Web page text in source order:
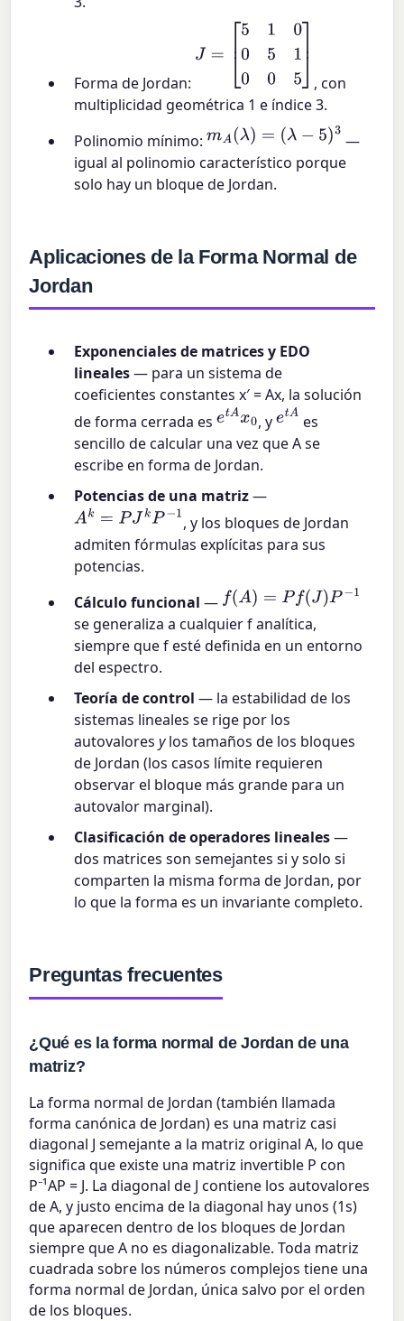
Forma de Jordan:
05 0
, con
multiplicidad geométrica 1 e índice 3.
Polinomio mínimo:mA(λ)=( λ− 5)3
—
igual al polinomio característico porque
solo hay un bloque de Jordan.
Aplicaciones de la Forma Normal de
Jordan
Exponenciales de matrices y EDO
lineales— para un sistema de
coeficientes constantes x′ = Ax, la solución
de forma cerrada esetAx0 , yetA es
sencillo de calcular una vez que A se
escribe en forma de Jordan.
Potencias de una matriz—
Ak= PJkP−1
, y los bloques de Jordan
admiten fórmulas explícitas para sus
potencias.
Cálculo funcional — f(A)=P f(J P−1
se generaliza a cualquier f analítica,
siempre que f esté definida en un entorno
del espectro.
Teoría de control — la estabilidad de los
sistemas lineales se rige por los
autovaloresylos tamaños de los bloques
de Jordan (los casos límite requieren
observar el bloque más grande para un
autovalor marginal).
Clasificación de operadores lineales—
dos matrices son semejantes si y solo si
comparten la misma forma de Jordan, por
lo que la forma es un invariante completo.
Preguntas frecuentes
¿Qué es la forma normal de Jordan de una
matriz?
La forma normal de Jordan (también llamada
forma canónica de Jordan) es una matriz casi
diagonal J semejante a la matriz original A, lo que
significa que existe una matriz invertible P con
P⁻¹AP = J. La diagonal de J contiene los autovalores
de A, y justo encima de la diagonal hay unos (1s)
que aparecen dentro de los bloques de Jordan
siempre que A no es diagonalizable. Toda matriz
cuadrada sobre los números complejos tiene una
forma normal de Jordan, única salvo por el orden
de los bloques.